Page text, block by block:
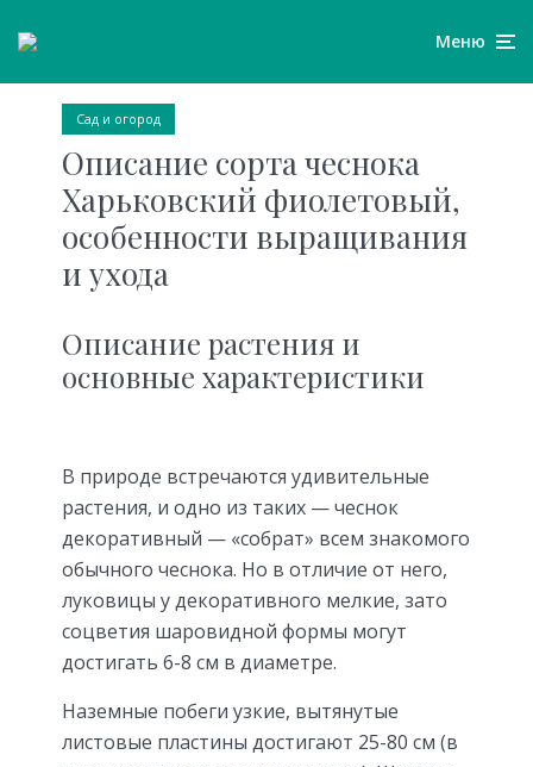
Меню
Сад и огород
Описание сорта чеснока
Харьковский фиолетовый,
особенности выращивания
и ухода
Описание растения и
основные характеристики
В природе встречаются удивительные
растения, и одно из таких — чеснок
декоративный — «собрат» всем знакомого
обычного чеснока. Но в отличие от него,
луковицы у декоративного мелкие, зато
соцветия шаровидной формы могут
достигать 6-8 см в диаметре.
Наземные побеги узкие, вытянутые
листовые пластины достигают 25-80 см (в